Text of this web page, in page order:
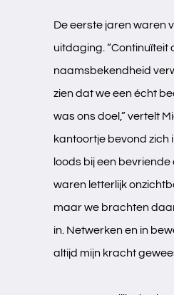
De eerste jaren waren
uitdaging. “Continuïteit
naamsbekendheid
zien dat we een écht
was ons doel,” vertelt
kantoortje bevond zich
loods bij een bevriende
waren letterlijk
maar we brachten
in. Netwerken en in
altijd mijn kracht